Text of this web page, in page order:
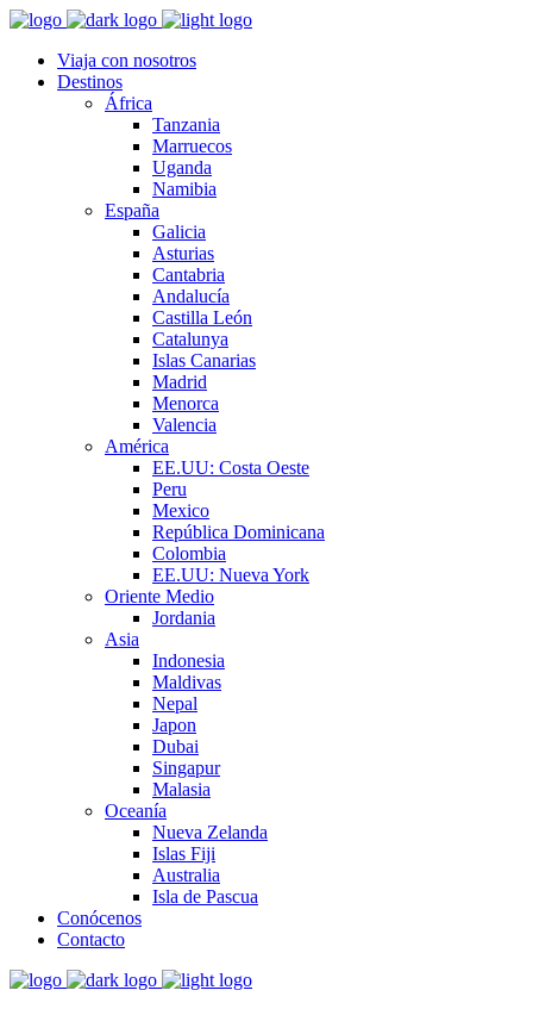
Viaja con nosotros
Destinos
África
Tanzania
Marruecos
Uganda
Namibia
España
Galicia
Asturias
Cantabria
Andalucía
Castilla León
Catalunya
Islas Canarias
Madrid
Menorca
Valencia
América
EE.UU: Costa Oeste
Peru
Mexico
República Dominicana
Colombia
EE.UU: Nueva York
Oriente Medio
Jordania
Asia
Indonesia
Maldivas
Nepal
Japon
Dubai
Singapur
Malasia
Oceanía
Nueva Zelanda
Islas Fiji
Australia
Isla de Pascua
Conócenos
Contacto